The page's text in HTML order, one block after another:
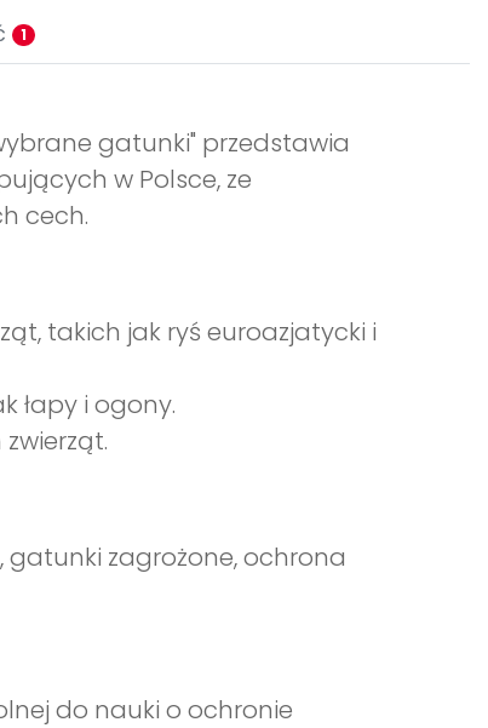
1
gatunki" przedstawia
w Polsce, ze
cech.
takich jak ryś euroazjatycki i
łapy i ogony.
gatunki zagrożone, ochrona
do nauki o ochronie